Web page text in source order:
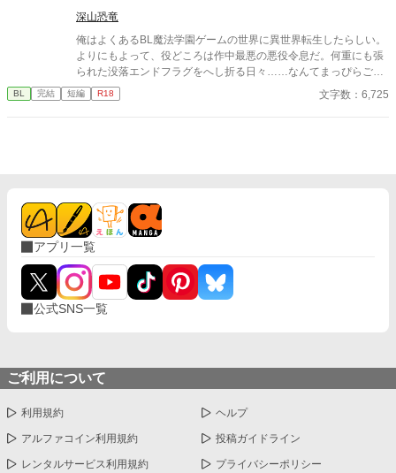
深山恐竜
俺はよくあるBL魔法学園ゲームの世界に異世界転生したらしい。
よりにもよって、役どころは作中最悪の悪役令息だ。何重にも張
られた没落エンドフラグをへし折る日々……なんてまっぴらごめ
んなので、前世のスキル（引きこもり）を最大限活用して平和を
勝ち取る！ ……はずだったのだが、どういうわけか俺の従者が
BL 完結 短編 R18 文字数：6,725
アプリ一覧
公式SNS一覧
ご利用について
利用規約 ヘルプ
アルファコイン利用規約 投稿ガイドライン
レンタルサービス利用規約 プライバシーポリシー